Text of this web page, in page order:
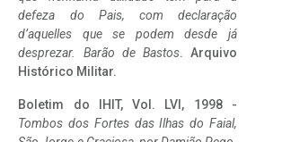
defeza do Pais, com declaração
d’aquelles que se podem desde já
desprezar. Barão de Bastos. Arquivo
Histórico Militar.
Boletim do IHIT, Vol. LVI, 1998 -
Tombos dos Fortes das Ilhas do Faial,